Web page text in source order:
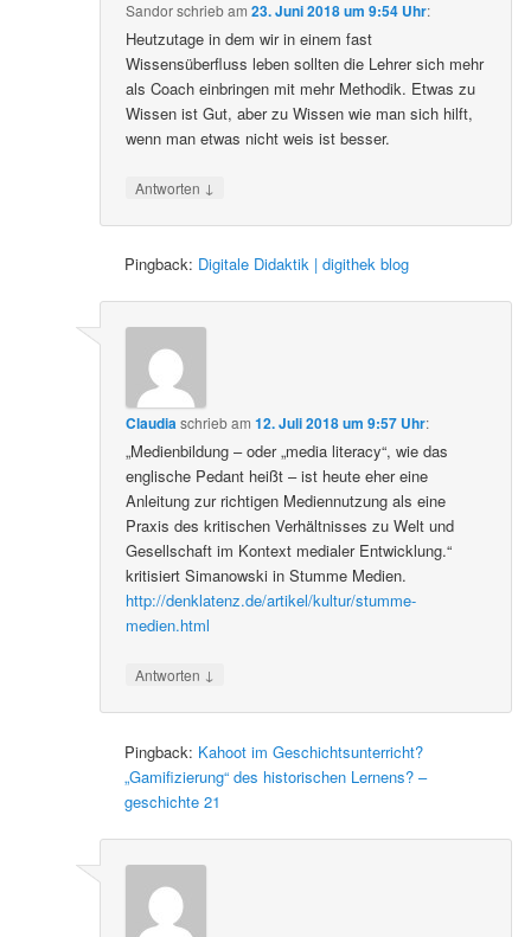
Sandorschriebam23. Juni 2018 um 9:54 Uhr:
Heutzutage in dem wir in einem fast
Wissensüberfluss leben sollten die Lehrer sich mehr
als Coach einbringen mit mehr Methodik. Etwas zu
Wissen ist Gut, aber zu Wissen wie man sich hilft,
wenn man etwas nicht weis ist besser.
Antworten ↓
Pingback: Digitale Didaktik | digithek blog
Claudiaschriebam12. Juli 2018 um 9:57 Uhr:
„Medienbildung – oder „media literacy“, wie das
englische Pedant heißt – ist heute eher eine
Anleitung zur richtigen Mediennutzung als eine
Praxis des kritischen Verhältnisses zu Welt und
Gesellschaft im Kontext medialer Entwicklung.“
kritisiert Simanowski in Stumme Medien.
http://denklatenz.de/artikel/kultur/stumme-
medien.html
Antworten ↓
Pingback: Kahoot im Geschichtsunterricht?
„Gamifizierung“ des historischen Lernens? –
geschichte 21